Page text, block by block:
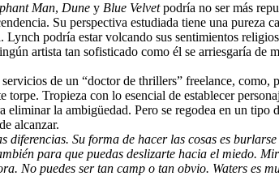
Man, Dune y Blue Velvetpodría no ser más
Su perspectiva estudiada tiene una pureza
podría estar volcando sus sentimientos
artista tan sofisticado como él se arriesgaría de
de un “doctor de thrillers” freelance,
torpe. Tropieza con lo esencial de establecer
la ambigüedad. Pero se regodea en un tipo
alcanzar.
Su forma de hacer las cosas es burlarse
para que puedas deslizarte hacia el miedo.
No puedes ser tan camp o tan obvio. Waters es